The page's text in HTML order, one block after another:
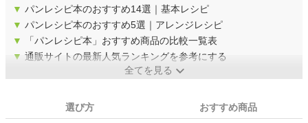
▼ パンレシピ本のおすすめ14選｜基本レシピ
▼ パンレシピ本のおすすめ5選｜アレンジレシピ
▼
「パンレシピ本」おすすめ商品の比較一覧表
▼ 通販サイトの最新人気ランキングを参考にする
全てを見る
選び方 おすすめ商品